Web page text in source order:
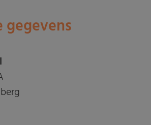
gegevens